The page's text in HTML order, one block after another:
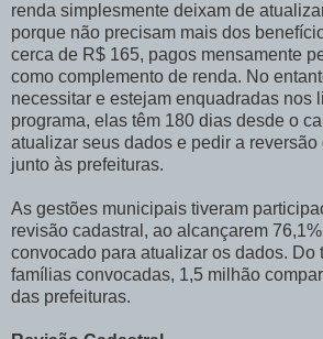
renda simplesmente deixam de
porque não precisam mais dos
cerca de R$ 165, pagos mensamente
como complemento de renda. No
necessitar e estejam enquadradas nos
programa, elas têm 180 dias desde o
atualizar seus dados e pedir a
junto às prefeituras.
As gestões municipais tiveram
revisão cadastral, ao alcançarem
convocado para atualizar os dados. Do
famílias convocadas, 1,5 milhão
das prefeituras.